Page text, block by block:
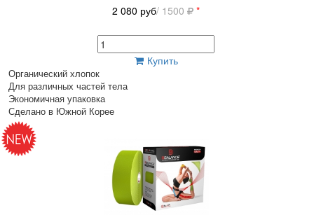
2 080 руб/ 1500 *
Купить
Органический хлопок
Для различных частей тела
Экономичная упаковка
Сделано в Южной Корее